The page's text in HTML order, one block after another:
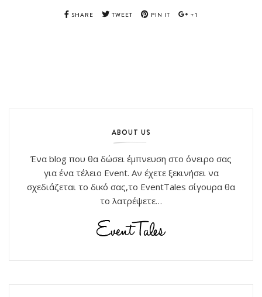
SHARE TWEET PIN IT +1
ABOUT US
Ένα blog που θα δώσει έμπνευση στο όνειρο σας
για ένα τέλειο Event. Αν έχετε ξεκινήσει να
σχεδιάζεται το δικό σας,το EventTales σίγουρα θα
το λατρέψετε…